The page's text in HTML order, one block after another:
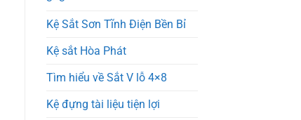
Kệ Sắt Sơn Tĩnh Điện Bền Bỉ
Kệ sắt Hòa Phát
Tìm hiểu về Sắt V lỗ 4×8
Kệ đựng tài liệu tiện lợi